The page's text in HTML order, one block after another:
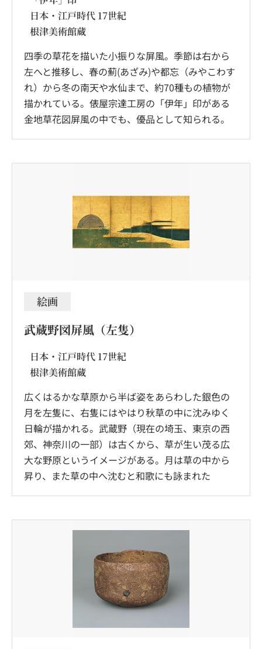
日本・江戸時代 17世紀
根津美術館蔵
四季の草花を描いた小振りな屏風。季節は右から
左へと推移し、春の薊(あざみ)や都忘（みやこわす
れ）から冬の南天や水仙まで、約70種もの植物が
描かれている。俵屋宗達工房の「伊年」印がある
金地草花図屏風の中でも、優品として知られる。
絵画
武蔵野図屏風（左隻）
日本・江戸時代 17世紀
根津美術館蔵
広くはるかな草原から半ば姿をあらわした銀色の
月を左隻に、右隻にはやはり秋草の中に沈みゆく
日輪が描かれる。武蔵野（現在の埼玉、東京の西
郊、神奈川の一部）は古くから、草が生い茂る広
大な野原というイメージがある。月は草の中から
昇り、また草の中へ沈むと和歌にも詠まれた